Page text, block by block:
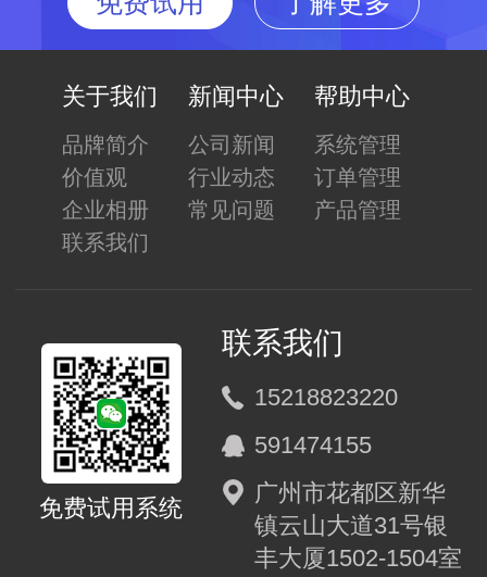
关于我们
品牌简介
价值观
企业相册
联系我们
新闻中心
公司新闻
行业动态
常见问题
帮助中心
系统管理
订单管理
产品管理
免费试用系统
联系我们
15218823220
591474155
广州市花都区新华
镇云山大道31号银
丰大厦1502-1504室